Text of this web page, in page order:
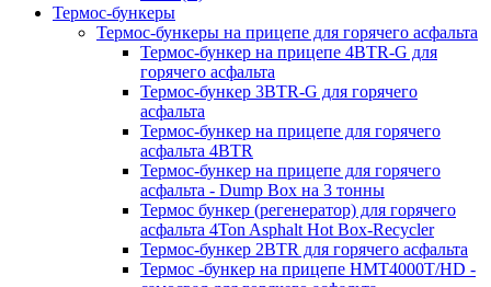
Термос-бункеры
Термос-бункеры на прицепе для горячего асфальта
Термос-бункер на прицепе 4BTR-G для
горячего асфальта
Термос-бункер 3BTR-G для горячего
асфальта
Термос-бункер на прицепе для горячего
асфальта 4BTR
Термос-бункер на прицепе для горячего
асфальта - Dump Box на 3 тонны
Термос бункер (регенератор) для горячего
асфальта 4Ton Asphalt Hot Box-Recycler
Термос-бункер 2BTR для горячего асфальта
Термос -бункер на прицепе HMT4000T/HD -